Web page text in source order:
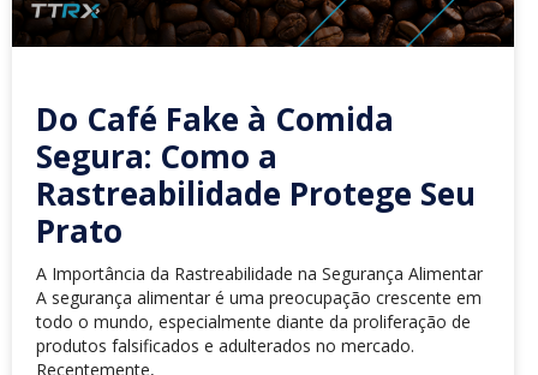
Do Café Fake à Comida
Segura: Como a
Rastreabilidade Protege Seu
Prato
A Importância da Rastreabilidade na Segurança Alimentar
A segurança alimentar é uma preocupação crescente em
todo o mundo, especialmente diante da proliferação de
produtos falsificados e adulterados no mercado.
Recentemente,